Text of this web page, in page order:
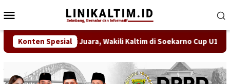
ke
kontenMobile
Konten Spesial
FC Bawa Misi Juara, Wakili Kaltim di Soekarno Cup U17 2026